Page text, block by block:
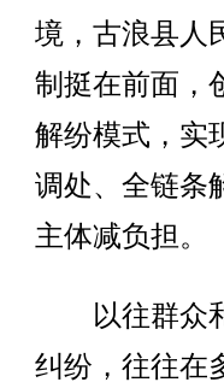
境，古浪县人
制挺在前面，
解纷模式，实
调处、全链条
主体减负担。
以往群众和
纠纷，往往在